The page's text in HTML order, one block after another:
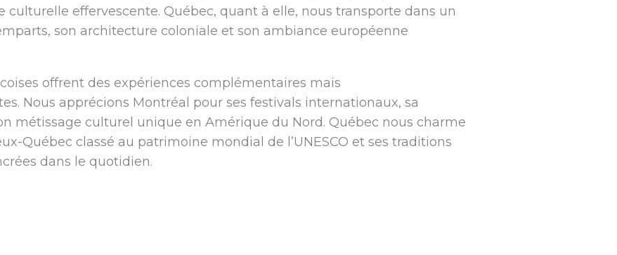
culturelle effervescente. Québec, quant à elle, nous transporte dans un
son architecture coloniale et son ambiance européenne
offrent des expériences complémentaires mais
Nous apprécions Montréal pour ses festivals internationaux, sa
métissage culturel unique en Amérique du Nord. Québec nous charme
Québec classé au patrimoine mondial de l’UNESCO et ses traditions
dans le quotidien.